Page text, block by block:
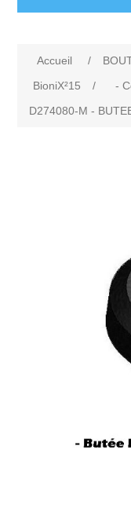
Accueil /
BioniX²15
/ -
D274080-M -